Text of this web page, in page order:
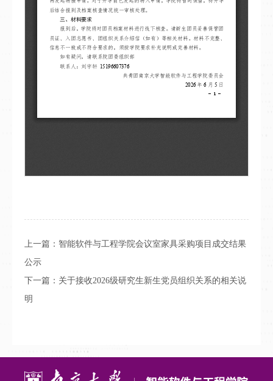
上一篇： 智能软件与工程学院会议室家具采购项目成交结果
公示
下一篇： 关于接收2026级研究生新生党员组织关系的相关说
明